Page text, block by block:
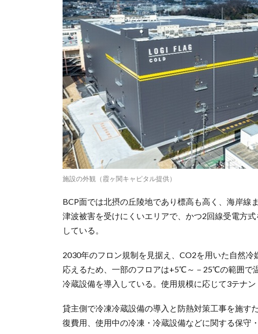
施設の外観（霞ヶ関キャピタル提供）
BCP面では北摂の丘陵地であり標高も高く、海岸線
津波被害を受けにくいエリアで、かつ2回線受電方
している。
2030年のフロン規制を見据え、CO2を用いた自然
応えるため、一部のフロアは+5℃～－25℃の範囲で
冷蔵設備を導入している。使用規模に応じて3テナン
貸主側で冷凍冷蔵設備の導入と防熱対策工事を施す
復費用、使用中の冷凍・冷蔵設備などに関する保守